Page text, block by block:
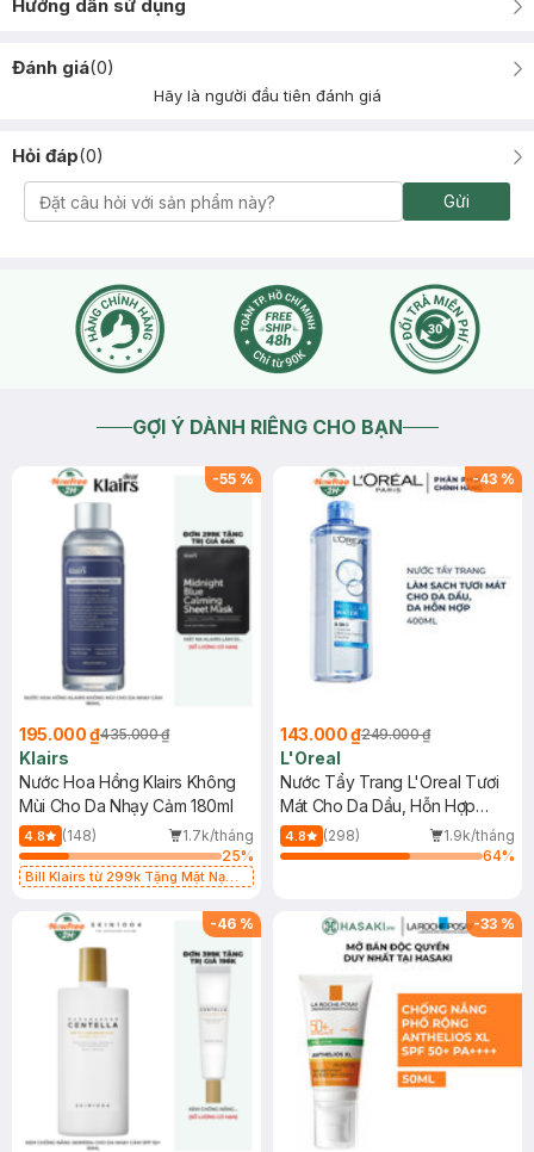
Hướng dẫn sử dụng
Đánh giá(0)
Hãy là người đầu tiên đánh giá
Hỏi đáp(0)
Gửi
GỢI Ý DÀNH RIÊNG CHO BẠN
-55 %
195.000 ₫435.000 ₫
Klairs
Nước Hoa Hồng Klairs Không
Mùi Cho Da Nhạy Cảm 180ml
4.8 (148)
1.7k/tháng
25%
Bill Klairs từ 299k Tặng Mặt Nạ
25ml (SL Có Hạn)
-43 %
143.000 ₫249.000 ₫
L'Oreal
Nước Tẩy Trang L'Oreal Tươi
Mát Cho Da Dầu, Hỗn Hợp
400ml
4.8 (298)
1.9k/tháng
64%
-46 % -33 %